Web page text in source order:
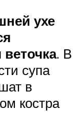
ухе
. В
супа
в
костра